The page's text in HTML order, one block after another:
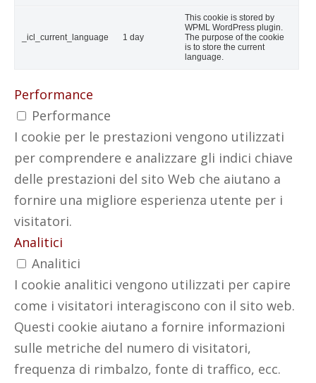
_icl_current_language 1 day
This cookie is stored by
WPML WordPress plugin.
The purpose of the cookie
is to store the current
language.
Performance
Performance
I cookie per le prestazioni vengono utilizzati
per comprendere e analizzare gli indici chiave
delle prestazioni del sito Web che aiutano a
fornire una migliore esperienza utente per i
visitatori.
Analitici
Analitici
I cookie analitici vengono utilizzati per capire
come i visitatori interagiscono con il sito web.
Questi cookie aiutano a fornire informazioni
sulle metriche del numero di visitatori,
frequenza di rimbalzo, fonte di traffico, ecc.